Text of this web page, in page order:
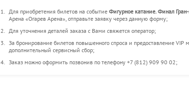
Для приобретения билетов на событие Фигурное катание. Финал
Арена «Огарев Арена», отправьте заявку через данную форму;
Для уточнения деталей заказа с Вами свяжется оператор;
За бронирование билетов повышенного спроса и предоставление VIP
дополнительный сервисный сбор;
Заказ можно оформить позвонив по телефону +7 (812) 909 90 02;